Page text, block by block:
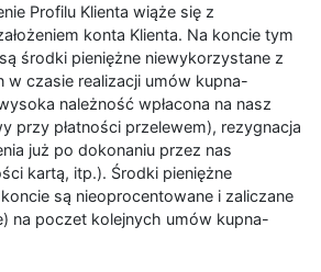
Profilu Klienta wiąże się z
konta Klienta. Na koncie tym
środki pieniężne niewykorzystane z
w czasie realizacji umów kupna-
należność wpłacona na nasz
przy płatności przelewem), rezygnacja
już po dokonaniu przez nas
kartą, itp.). Środki pieniężne
są nieoprocentowane i zaliczane
na poczet kolejnych umów kupna-